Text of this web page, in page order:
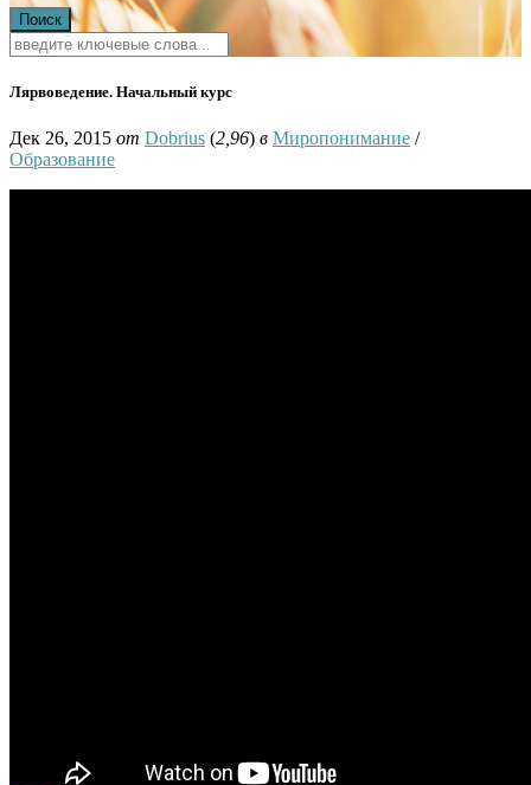
Лярвоведение. Начальный курс
Дек 26, 2015 от Dobrius (2,96) в Миропонимание /
Образование